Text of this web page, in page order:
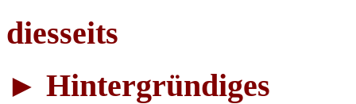
diesseits
► Hintergründiges